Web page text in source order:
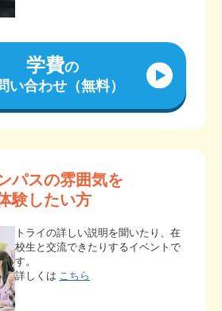
学費の
い合わせ（無料）
パスの雰囲気を
験したい方
トライの詳しい説明を聞いたり、在
校生と交流できたりするイベントで
す。
詳しくは こちら